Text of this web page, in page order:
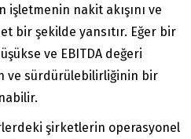
işletmenin nakit akışını ve
bir şekilde yansıtır. Eğer bir
ve EBITDA değeri
ve sürdürülebilirliğinin bir
şirketlerin operasyonel